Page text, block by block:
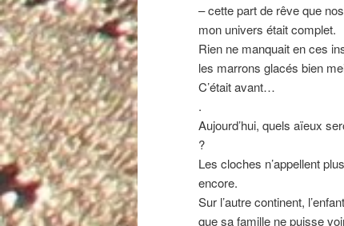
– cette part de rêve que
mon univers était complet.
Rien ne manquait en ces
les marrons glacés bien
C’était avant…
.
Aujourd’hui, quels aïeux
?
Les cloches n’appellent
encore.
Sur l’autre continent,
que sa famille ne puisse